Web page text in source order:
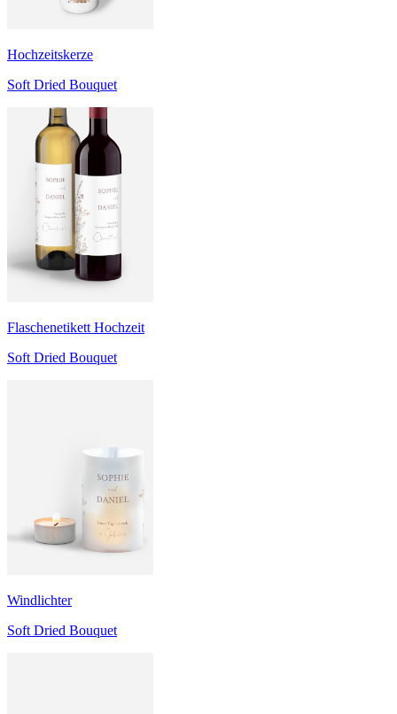
Hochzeitskerze
Soft Dried Bouquet
Flaschenetikett Hochzeit
Soft Dried Bouquet
Windlichter
Soft Dried Bouquet